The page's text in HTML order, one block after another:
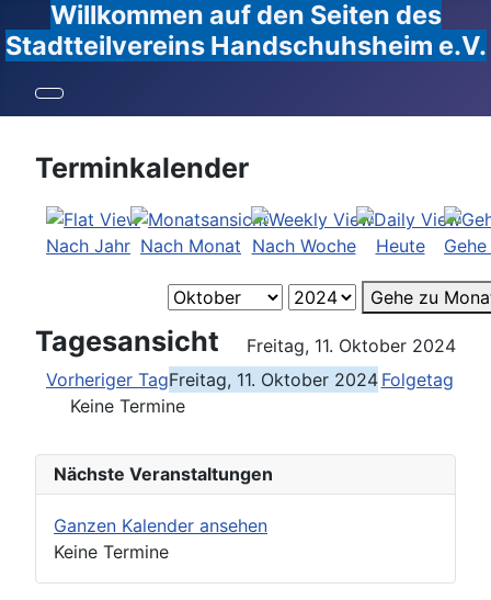
Willkommen auf den Seiten des
Stadtteilvereins Handschuhsheim e.V.
Terminkalender
Nach Jahr Nach Monat Nach Woche Heute
Gehe zu
Tagesansicht
Freitag, 11. Oktober 2024
Vorheriger TagFreitag, 11. Oktober 2024 Folgetag
Keine Termine
Nächste Veranstaltungen
Ganzen Kalender ansehen
Keine Termine